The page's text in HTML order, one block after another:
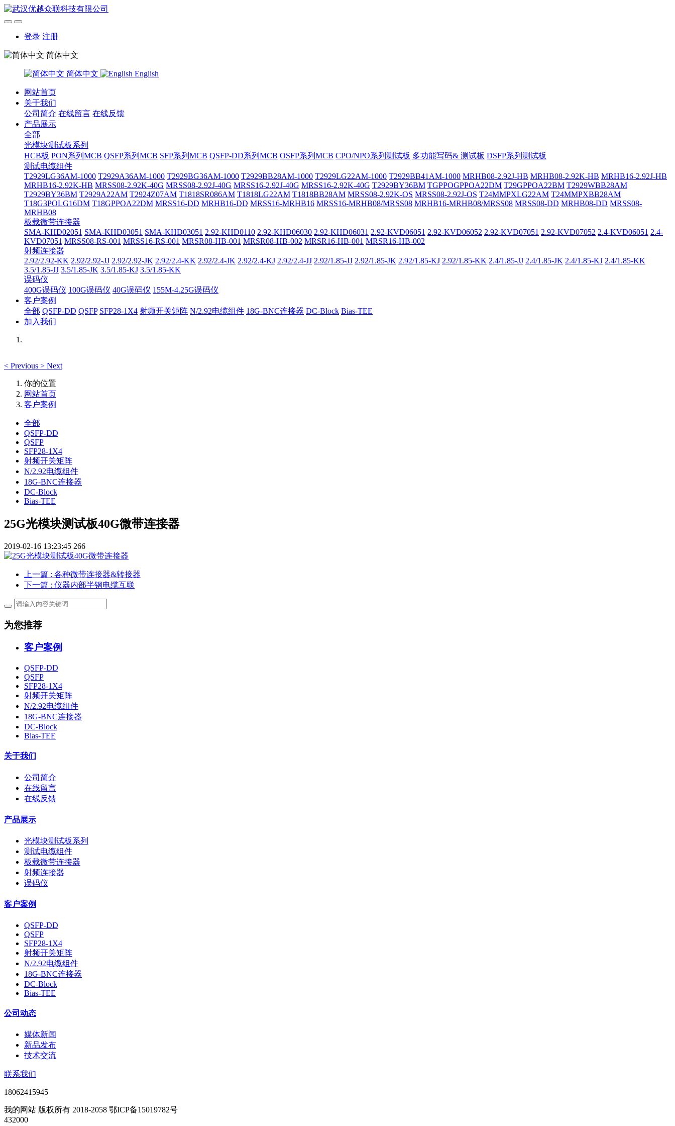
登录 注册
简体中文
简体中文 English
网站首页
关于我们
公司简介 在线留言 在线反馈
产品展示
全部
光模块测试板系列
HCB板 PON系列MCB QSFP系列MCB SFP系列MCB QSFP-DD系列MCB OSFP系列MCB CPO/NPO系列测试板 多功能写码& 测试板 DSFP系列测试板
测试电缆组件
T2929LG36AM-1000 T2929A36AM-1000 T2929BG36AM-1000 T2929BB28AM-1000 T2929LG22AM-1000 T2929BB41AM-1000 MRHB08-2.92J-HB MRHB08-2.92K-HB MRHB16-2.92J-HB
MRHB16-2.92K-HB MRSS08-2.92K-40G MRSS08-2.92J-40G MRSS16-2.92J-40G MRSS16-2.92K-40G T2929BY36BM TGPPOGPPOA22DM T29GPPOA22BM T2929WBB28AM
T2929BY36BM T2929A22AM T2924Z07AM T1818SR086AM T1818LG22AM T1818BB28AM MRSS08-2.92K-OS MRSS08-2.92J-OS T24MMPXLG22AM T24MMPXBB28AM
T18G3POLG16DM T18GPPOA22DM MRSS16-DD MRHB16-DD MRSS16-MRHB16 MRSS16-MRHB08/MRSS08 MRHB16-MRHB08/MRSS08 MRSS08-DD MRHB08-DD MRSS08-
MRHB08
板载微带连接器
SMA-KHD02051 SMA-KHD03051 SMA-KHD03051 2.92-KHD0110 2.92-KHD06030 2.92-KHD06031 2.92-KVD06051 2.92-KVD06052 2.92-KVD07051 2.92-KVD07052 2.4-KVD06051 2.4-
KVD07051 MRSS08-RS-001 MRSS16-RS-001 MRSR08-HB-001 MRSR08-HB-002 MRSR16-HB-001 MRSR16-HB-002
射频连接器
2.92/2.92-KK 2.92/2.92-JJ 2.92/2.92-JK 2.92/2.4-KK 2.92/2.4-JK 2.92/2.4-KJ 2.92/2.4-JJ 2.92/1.85-JJ 2.92/1.85-JK 2.92/1.85-KJ 2.92/1.85-KK 2.4/1.85-JJ 2.4/1.85-JK 2.4/1.85-KJ 2.4/1.85-KK
3.5/1.85-JJ 3.5/1.85-JK 3.5/1.85-KJ 3.5/1.85-KK
误码仪
400G误码仪 100G误码仪 40G误码仪 155M-4.25G误码仪
客户案例
全部 QSFP-DD QSFP SFP28-1X4 射频开关矩阵 N/2.92电缆组件 18G-BNC连接器 DC-Block Bias-TEE
加入我们
< Previous > Next
你的位置
网站首页
客户案例
全部
QSFP-DD
QSFP
SFP28-1X4
射频开关矩阵
N/2.92电缆组件
18G-BNC连接器
DC-Block
Bias-TEE
25G光模块测试板40G微带连接器
2019-02-16 13:23:45 266
上一篇 : 各种微带连接器&转接器
下一篇 : 仪器内部半钢电缆互联
为您推荐
客户案例
QSFP-DD
QSFP
SFP28-1X4
射频开关矩阵
N/2.92电缆组件
18G-BNC连接器
DC-Block
Bias-TEE
关于我们
公司简介
在线留言
在线反馈
产品展示
光模块测试板系列
测试电缆组件
板载微带连接器
射频连接器
误码仪
客户案例
QSFP-DD
QSFP
SFP28-1X4
射频开关矩阵
N/2.92电缆组件
18G-BNC连接器
DC-Block
Bias-TEE
公司动态
媒体新闻
新品发布
技术交流
联系我们
18062415945
我的网站 版权所有 2018-2058 鄂ICP备15019782号
432000